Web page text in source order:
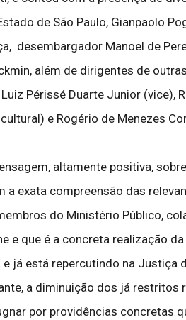
de São Paulo, Gianpaolo
desembargador Manoel de
além de dirigentes de
Périssé Duarte Junior (vice),
e Rogério de Menezes
altamente positiva,
exata compreensão das
do Ministério Público,
e que é a concreta realização da
já está repercutindo na
a diminuição dos já
por providências concretas